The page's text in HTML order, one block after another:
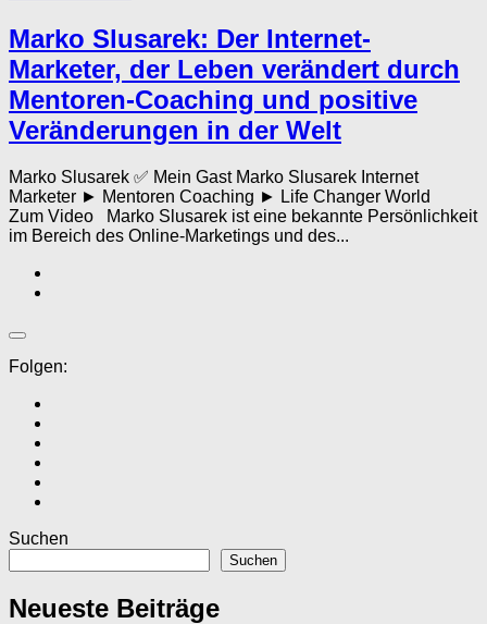
Marko Slusarek: Der Internet-
Marketer, der Leben verändert durch
Mentoren-Coaching und positive
Veränderungen in der Welt
Marko Slusarek ✅ Mein Gast Marko Slusarek Internet
Marketer ► Mentoren Coaching ► Life Changer World
Zum Video Marko Slusarek ist eine bekannte Persönlichkeit
im Bereich des Online-Marketings und des...
Folgen:
Suchen
Suchen
Neueste Beiträge